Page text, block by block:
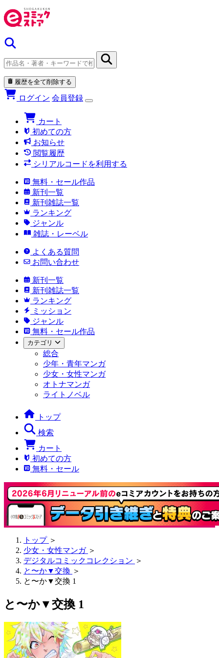
履歴を全て削除する
ログイン 会員登録
カート
初めての方
お知らせ
閲覧履歴
シリアルコードを利用する
無料・セール作品
新刊一覧
新刊雑誌一覧
ランキング
ジャンル
雑誌・レーベル
よくある質問
お問い合わせ
新刊一覧
新刊雑誌一覧
ランキング
ミッション
ジャンル
無料・セール作品
カテゴリ
総合
少年・青年マンガ
少女・女性マンガ
オトナマンガ
ライトノベル
トップ
検索
カート
初めての方
無料・セール
トップ ＞
少女・女性マンガ ＞
デジタルコミックコレクション ＞
と〜か▼交換 ＞
と〜か▼交換 1
と〜か▼交換 1